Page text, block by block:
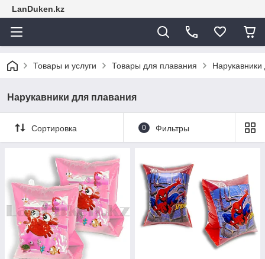
LanDuken.kz
Товары и услуги Товары для плавания
Нарукавники для плавания
Сортировка 0 Фильтры